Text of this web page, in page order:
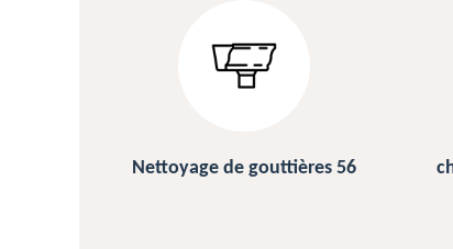
changement et pose de gouttière